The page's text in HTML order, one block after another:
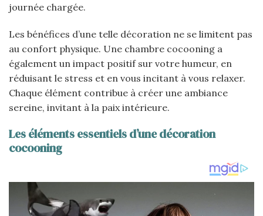
journée chargée.
Les bénéfices d’une telle décoration ne se limitent pas
au confort physique. Une chambre cocooning a
également un impact positif sur votre humeur, en
réduisant le stress et en vous incitant à vous relaxer.
Chaque élément contribue à créer une ambiance
sereine, invitant à la paix intérieure.
Les éléments essentiels d’une décoration
cocooning